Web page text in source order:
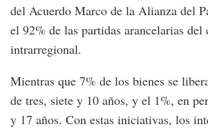
del Acuerdo Marco de la Alianza del
el 92% de las partidas arancelarias del
intrarregional.
Mientras que 7% de los bienes se
de tres, siete y 10 años, y el 1%, en
y 17 años. Con estas iniciativas, los